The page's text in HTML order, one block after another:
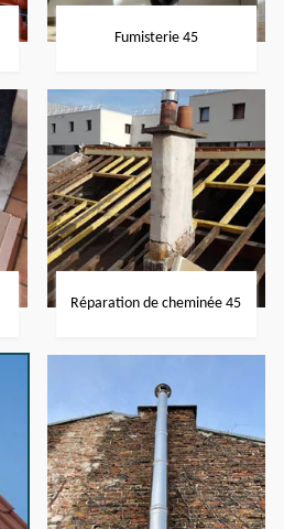
Fumisterie 45
Réparation de cheminée 45